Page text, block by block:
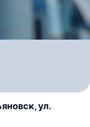
ул.